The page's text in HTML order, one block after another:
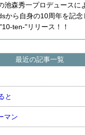
池森秀一プロデュースに
から自身の10周年を記念
ten-"リリース！！
最近の記事一覧
と
マン